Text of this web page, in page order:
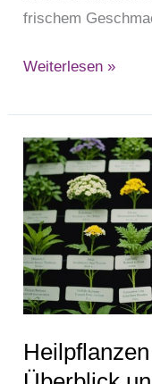
frischem
Weiterlesen »
Heilpflanzen
und
ihre
Anwendung:
Überblick
und